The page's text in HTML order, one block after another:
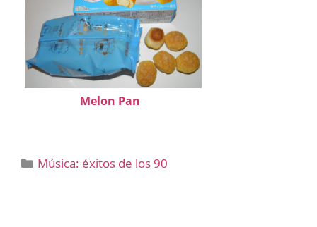
Melon Pan
Categorías
Música: éxitos de los 90